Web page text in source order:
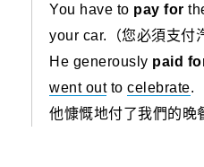
You have to pay for
your car.（您必須支付
He generously paid
went outto celebrate.
他慷慨地付了我們的晚